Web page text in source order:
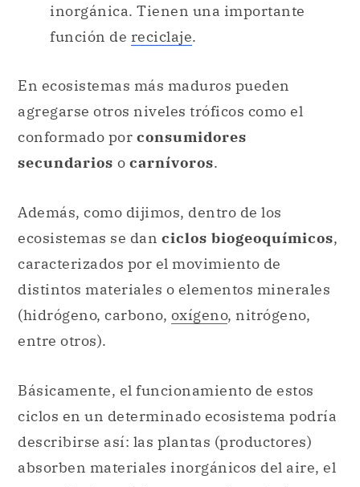
inorgánica. Tienen una importante
función de reciclaje.
En ecosistemas más maduros pueden
agregarse otros niveles tróficos como el
conformado por consumidores
secundarios o carnívoros.
Además, como dijimos, dentro de los
ecosistemas se dan ciclos biogeoquímicos,
caracterizados por el movimiento de
distintos materiales o elementos minerales
(hidrógeno, carbono, oxígeno, nitrógeno,
entre otros).
Básicamente, el funcionamiento de estos
ciclos en un determinado ecosistema podría
describirse así: las plantas (productores)
absorben materiales inorgánicos del aire, el